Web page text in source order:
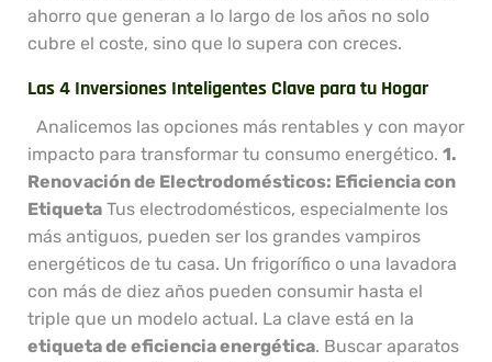
ahorro que generan a lo largo de los años no solo
cubre el coste, sino que lo supera con creces.
Las 4 Inversiones Inteligentes Clave para tu Hogar
Analicemos las opciones más rentables y con mayor
impacto para transformar tu consumo energético. 1.
Renovación de Electrodomésticos: Eficiencia con
Etiqueta Tus electrodomésticos, especialmente los
más antiguos, pueden ser los grandes vampiros
energéticos de tu casa. Un frigorífico o una lavadora
con más de diez años pueden consumir hasta el
triple que un modelo actual. La clave está en la
etiqueta de eficiencia energética. Buscar aparatos